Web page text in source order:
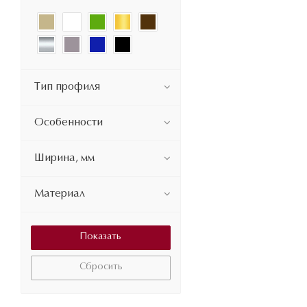
Тип профиля
Особенности
Ширина, мм
Материал
Сбросить